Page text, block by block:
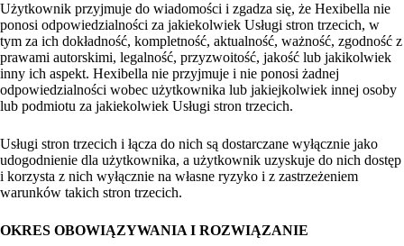
Użytkownik przyjmuje do wiadomości i zgadza się, że Hexibella nie
ponosi odpowiedzialności za jakiekolwiek Usługi stron trzecich, w
tym za ich dokładność, kompletność, aktualność, ważność, zgodność z
prawami autorskimi, legalność, przyzwoitość, jakość lub jakikolwiek
inny ich aspekt. Hexibella nie przyjmuje i nie ponosi żadnej
odpowiedzialności wobec użytkownika lub jakiejkolwiek innej osoby
lub podmiotu za jakiekolwiek Usługi stron trzecich.
Usługi stron trzecich i łącza do nich są dostarczane wyłącznie jako
udogodnienie dla użytkownika, a użytkownik uzyskuje do nich dostęp
i korzysta z nich wyłącznie na własne ryzyko i z zastrzeżeniem
warunków takich stron trzecich.
OKRES OBOWIĄZYWANIA I ROZWIĄZANIE